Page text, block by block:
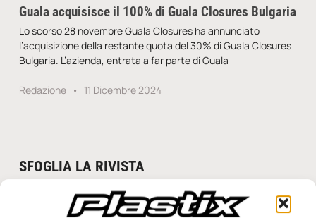
Guala acquisisce il 100% di Guala Closures Bulgaria
Lo scorso 28 novembre Guala Closures ha annunciato
l’acquisizione della restante quota del 30% di Guala Closures
Bulgaria. L’azienda, entrata a far parte di Guala
Redazione 11 Dicembre 2024
SFOGLIA LA RIVISTA